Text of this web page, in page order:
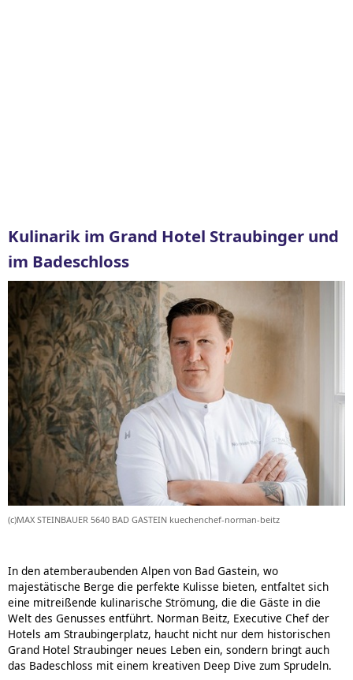
Kulinarik im Grand Hotel Straubinger und
im Badeschloss
(c)MAX STEINBAUER 5640 BAD GASTEIN kuechenchef-norman-beitz
In den atemberaubenden Alpen von Bad Gastein, wo
majestätische Berge die perfekte Kulisse bieten, entfaltet sich
eine mitreißende kulinarische Strömung, die die Gäste in die
Welt des Genusses entführt. Norman Beitz, Executive Chef der
Hotels am Straubingerplatz, haucht nicht nur dem historischen
Grand Hotel Straubinger neues Leben ein, sondern bringt auch
das Badeschloss mit einem kreativen Deep Dive zum Sprudeln.